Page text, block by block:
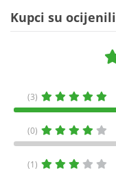
Kupci su ocijenili
(3)
(0)
(1)